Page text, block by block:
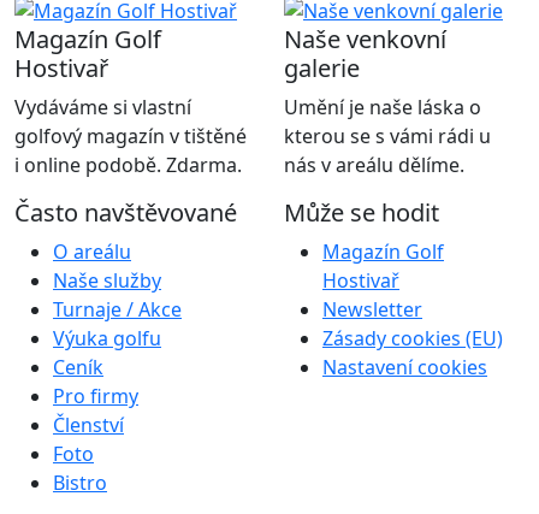
Magazín Golf
Hostivař
Vydáváme si vlastní
golfový magazín v tištěné
i online podobě. Zdarma.
Naše venkovní
galerie
Umění je naše láska o
kterou se s vámi rádi u
nás v areálu dělíme.
Často navštěvované
O areálu
Naše služby
Turnaje / Akce
Výuka golfu
Ceník
Pro firmy
Členství
Foto
Bistro
Může se hodit
Magazín Golf
Hostivař
Newsletter
Zásady cookies (EU)
Nastavení cookies